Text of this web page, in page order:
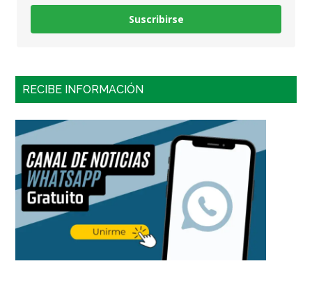
Suscribirse
RECIBE INFORMACIÓN